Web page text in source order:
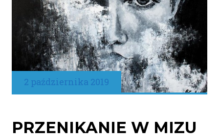
2 października 2019
PRZENIKANIE W MIZU